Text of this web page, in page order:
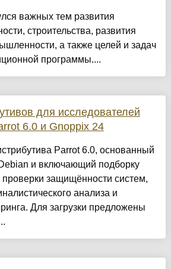
важных тем развития
строительства, развития
а также целей и задач
программы....
для исследователей
6.0 и Gnoppix 24
Parrot 6.0, основанный
и включающий подборку
проверки защищённости систем,
анализа и
Для загрузки предложены